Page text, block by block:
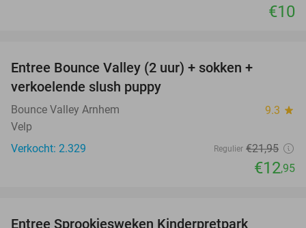
€10
Entree Bounce Valley (2 uur) + sokken +
verkoelende slush puppy
Bounce Valley Arnhem 9.3 star
Velp
Verkocht: 2.329
Regulier €21,95
€12,95
Entree Sprookjesweken Kinderpretpark